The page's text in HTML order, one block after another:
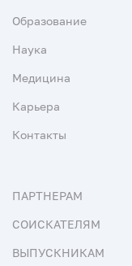
Образование
Наука
Медицина
Карьера
Контакты
ПАРТНЕРАМ
СОИСКАТЕЛЯМ
ВЫПУСКНИКАМ